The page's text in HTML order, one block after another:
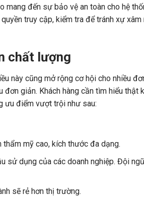
đến sự bảo vệ an toàn cho hệ
truy cập, kiểm tra để tránh xự
chất lượng
này cũng mở rộng cơ hội cho nhiều
giản. Khách hàng cần tìm hiểu
ưu điểm vượt trội như sau:
mỹ cao, kích thước đa dạng.
sử dụng của các doanh nghiệp. Đội
sẽ rẻ hơn thị trường.